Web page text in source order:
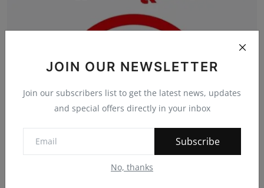
JOIN OUR NEWSLETTER
Join our subscribers list to get the latest news, updates
and special offers directly in your inbox
Subscribe
No, thanks
राष्ट्रीय डेंगू दिवस 16 मई को